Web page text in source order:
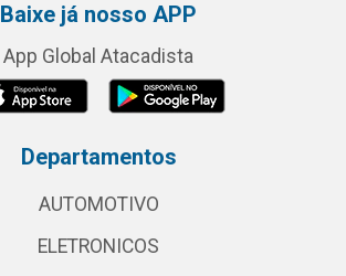
Baixe já nosso APP
App Global Atacadista
Departamentos
AUTOMOTIVO
ELETRONICOS